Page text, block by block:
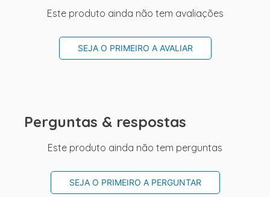
Este produto ainda não tem avaliações
SEJA O PRIMEIRO A AVALIAR
Perguntas & respostas
Este produto ainda não tem perguntas
SEJA O PRIMEIRO A PERGUNTAR